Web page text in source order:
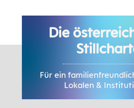
Die
Für ein
Lokalen &